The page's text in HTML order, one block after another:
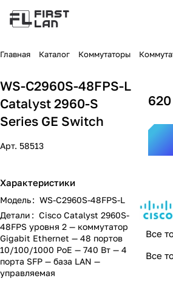
Главная Каталог Коммутаторы
WS-C2960S-48FPS-L
Catalyst 2960-S
Series GE Switch
Арт. 58513
Характеристики
Модель: WS-C2960S-48FPS-L
Детали: Cisco Catalyst 2960S-
48FPS уровня 2 — коммутатор
Gigabit Ethernet — 48 портов
10/100/1000 PoE — 740 Вт — 4
порта SFP — база LAN —
управляемая
Все
Все